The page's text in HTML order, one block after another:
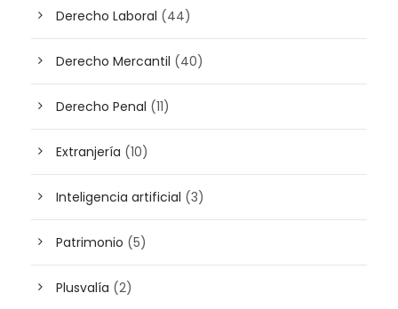
Derecho Laboral (44)
Derecho Mercantil (40)
Derecho Penal (11)
Extranjería (10)
Inteligencia artificial (3)
Patrimonio (5)
Plusvalía (2)